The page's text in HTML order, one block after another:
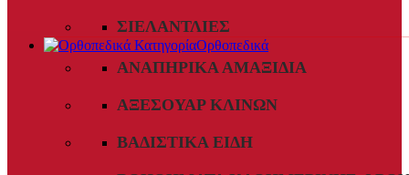
ΣΙΕΛΑΝΤΛΊΕΣ
Ορθοπεδικά
ΑΝΑΠΗΡΙΚΆ ΑΜΑΞΊΔΙΑ
ΑΞΕΣΟΥΆΡ ΚΛΙΝΏΝ
ΒΑΔΙΣΤΙΚΆ ΕΊΔΗ